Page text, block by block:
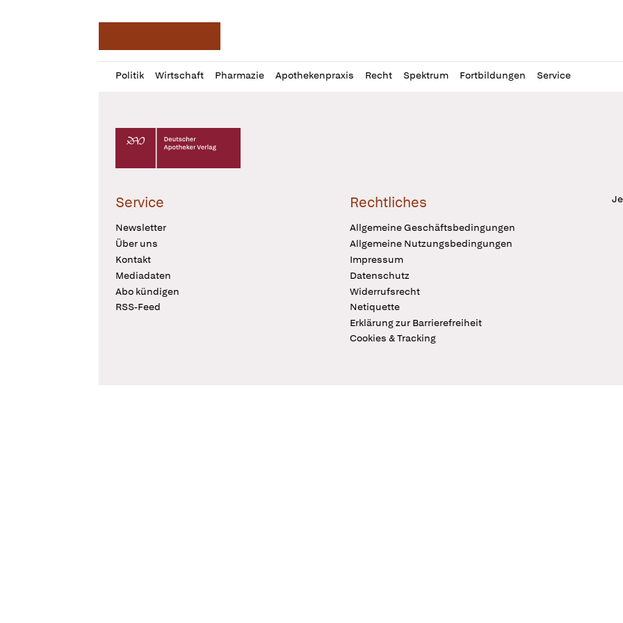
Politik Wirtschaft Pharmazie Apothekenpraxis Recht Spektrum Fortbildungen Service
Profil
öffnen
Daz
Pur
Deutscher Apotheker Verlag Logo
Service
Newsletter
Über uns
Kontakt
Mediadaten
Abo kündigen
RSS-Feed
Rechtliches
Allgemeine Geschäftsbedingungen
Allgemeine Nutzungsbedingungen
Impressum
Datenschutz
Widerrufsrecht
Netiquette
Erklärung zur Barrierefreiheit
Cookies & Tracking